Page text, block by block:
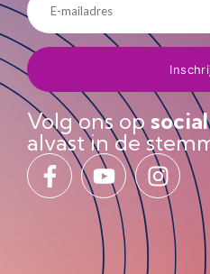
Volg ons op
alvast in de